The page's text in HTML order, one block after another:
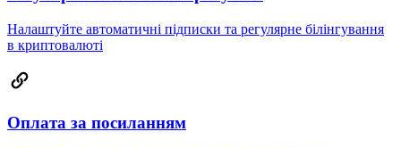
Налаштуйте автоматичні підписки та регулярне білінгування
в криптовалюті
Оплата за посиланням